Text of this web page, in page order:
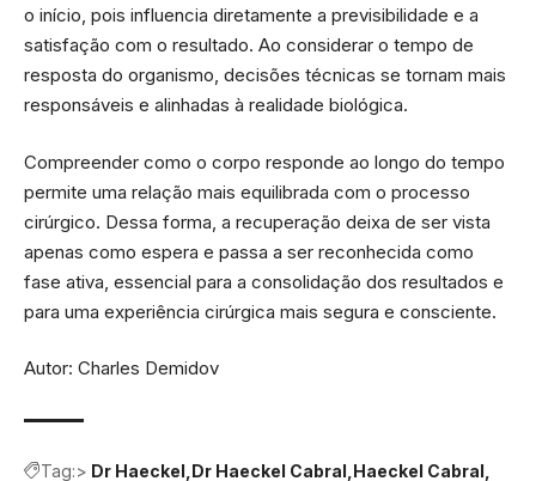
o início, pois influencia diretamente a previsibilidade e a
satisfação com o resultado. Ao considerar o tempo de
resposta do organismo, decisões técnicas se tornam mais
responsáveis e alinhadas à realidade biológica.
Compreender como o corpo responde ao longo do tempo
permite uma relação mais equilibrada com o processo
cirúrgico. Dessa forma, a recuperação deixa de ser vista
apenas como espera e passa a ser reconhecida como
fase ativa, essencial para a consolidação dos resultados e
para uma experiência cirúrgica mais segura e consciente.
Autor: Charles Demidov
Tag:> Dr Haeckel Dr Haeckel Cabral
Haeckel Cabral